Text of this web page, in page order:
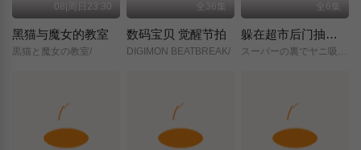
08|周日23:30
黑猫与魔女的教室
黒猫と魔女の教室/
全36集
数码宝贝 觉醒节拍
DIGIMON BEATBREAK/
全6集
躲在超市后门抽烟的两人
スーパーの裏でヤニ吸うふたり/